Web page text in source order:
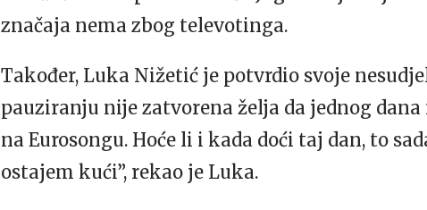
značaja nema zbog televotinga.
Također, Luka Nižetić je potvrdio svoje
pauziranju nije zatvorena želja da jednog
na Eurosongu. Hoće li i kada doći taj dan, to
ostajem kući”, rekao je Luka.